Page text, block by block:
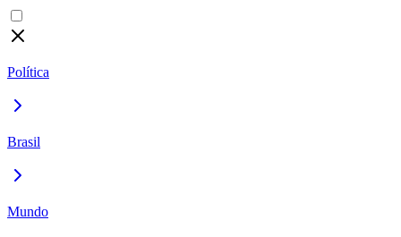
Política
Brasil
Mundo